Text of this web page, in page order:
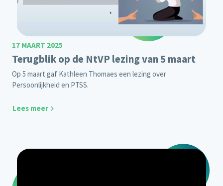
17 MAART 2025
Terugblik op de NtVP lezing van 5 maart
Op 5 maart gaf Kathleen Thomaes een lezing over
Persoonlijkheid en PTSS.
Lees meer